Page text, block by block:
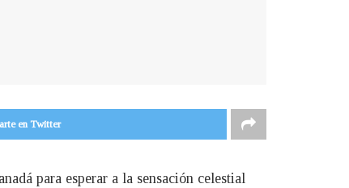
en Twitter
para esperar a la sensación celestial